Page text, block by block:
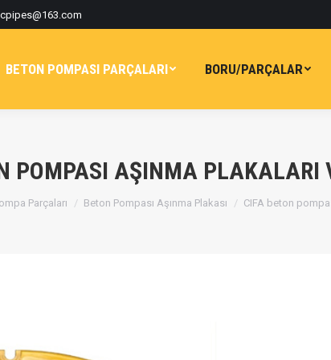
BETON POMPASI PARÇALARI BORU/PARÇALAR
POMPASI AŞINMA PLAKALARI
Parçaları Beton Pompası Aşınma Plakası CIFA beton